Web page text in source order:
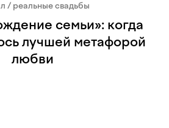
/ реальные свадьбы
семьи»: когда
лучшей метафорой
любви